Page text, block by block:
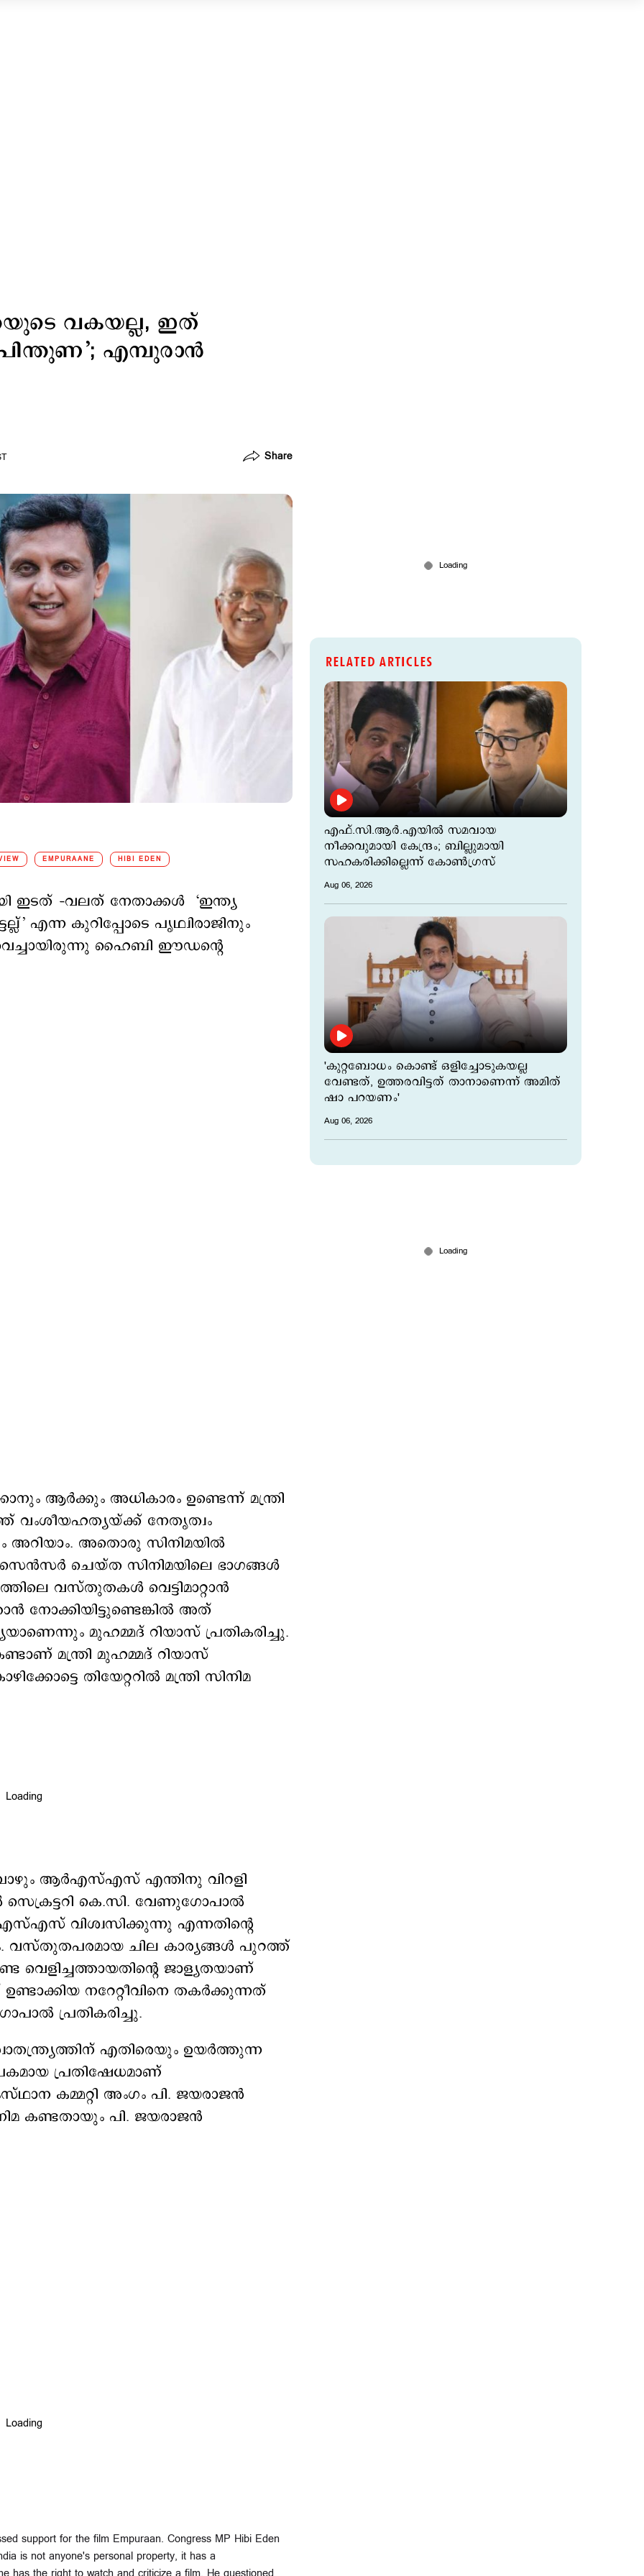
വകയല്ല, ഇത്
എമ്പുരാന്‍
Share
EMPURAANE HIBI EDEN
ഇടത് –വലത് നേതാക്കള്‍ ‘ഇന്ത്യ
എന്ന കുറിപ്പോടെ പൃഥ്വിരാജിനും
ഹൈബി ഈഡന്‍റെ
ആർക്കും അധികാരം ഉണ്ടെന്ന് മന്ത്രി
വംശീയഹത്യയ്ക്ക് നേതൃത്വം
അതൊരു സിനിമയിൽ
ചെയ്ത സിനിമയിലെ ഭാഗങ്ങൾ
വസ്തുതകൾ വെട്ടിമാറ്റാൻ
നോക്കിയിട്ടുണ്ടെങ്കിൽ അത്
മുഹമ്മദ് റിയാസ് പ്രതികരിച്ചു.
മന്ത്രി മുഹമ്മദ് റിയാസ്
തിയേറ്ററിൽ മന്ത്രി സിനിമ
ആർഎസ്എസ് എന്തിനു വിറളി
കെ.സി. വേണുഗോപാൽ
വിശ്വസിക്കുന്നു എന്നതിന്റെ
വസ്തുതപരമായ ചില കാര്യങ്ങൾ പുറത്ത്
ജാള്യതയാണ്
നറേറ്റീവിനെ തകർക്കുന്നത്
പ്രതികരിച്ചു.
എതിരെയും ഉയർത്തുന്ന
പ്രതിഷേധമാണ്
കമ്മറ്റി അംഗം പി. ജയരാജൻ
കണ്ടതായും പി. ജയരാജൻ
support for the film Empuraan. Congress MP Hibi Eden
is not anyone's personal property, it has a
RELATED ARTICLES
എഫ്.സി.ആര്‍.എയില്‍ സമവായ
നീക്കവുമായി കേന്ദ്രം; ബില്ലുമായി
സഹകരിക്കില്ലെന്ന് കോണ്‍ഗ്രസ്
Aug 06, 2026
'കുറ്റബോധം കൊണ്ട് ഒളിച്ചോടുകയല്ല
വേണ്ടത്, ഉത്തരവിട്ടത് താനാണെന്ന് അമിത്
ഷാ പറയണം'
Aug 06, 2026